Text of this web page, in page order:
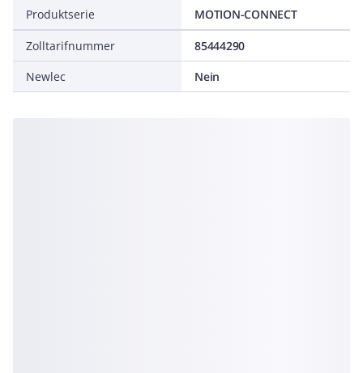
Produktserie
MOTION-CONNECT
Zolltarifnummer
85444290
Newlec
Nein